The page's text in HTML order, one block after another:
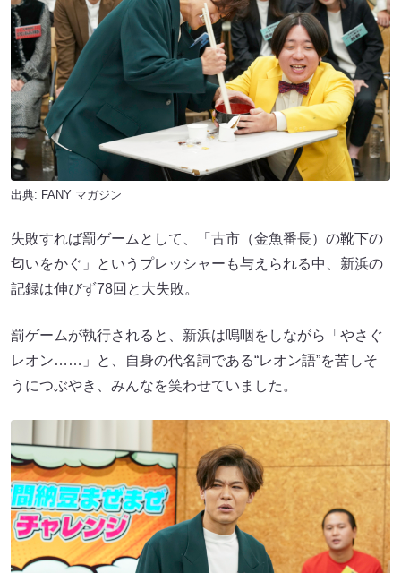
出典: FANY マガジン
失敗すれば罰ゲームとして、「古市（⾦⿂番⻑）の靴下の
匂いをかぐ」というプレッシャーも与えられる中、新浜の
記録は伸びず78回と⼤失敗。
罰ゲームが執⾏されると、新浜は嗚咽をしながら「やさぐ
レオン……」と、⾃⾝の代名詞である“レオン語”を苦しそ
うにつぶやき、みんなを笑わせていました。